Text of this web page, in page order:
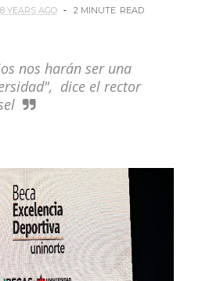
8 YEARS AGO 2 MINUTE READ
nos harán ser una
dice el rector